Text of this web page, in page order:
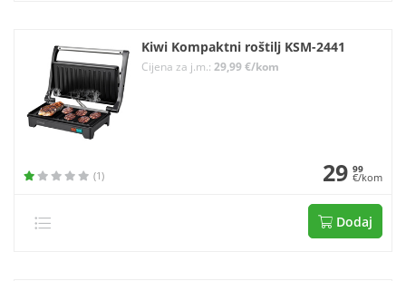
Kiwi Kompaktni roštilj KSM-2441
Cijena za j.m.: 29,99 €/kom
(1) 29 99
€/kom
Dodaj